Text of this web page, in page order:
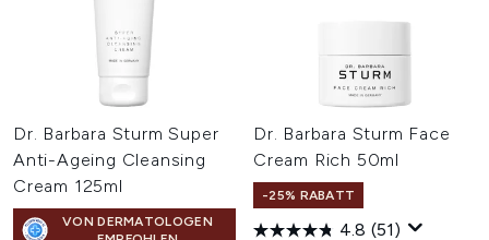
Dr. Barbara Sturm Super
Anti-Ageing Cleansing
Cream 125ml
VON DERMATOLOGEN
Dr. Barbara Sturm Face
Cream Rich 50ml
-25% RABATT
4.8 (51)